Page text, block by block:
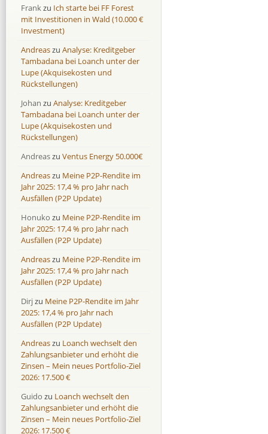
IUVO Group
-32,2 %
Lenndy
-314,6 %
Moncera
8,0 %
Monestro
9,1 %
Neo Finance
Omaraha
16,4 %
IUVO Group
-55,0 %
Lenndy
146,5 %
Moncera
11,1 %
Monestro
>1000%
Neo Finance
Omaraha
18,0 %
Frankzu Ich starte bei FF Forest
mit Investitionen in Wald (10.000 €
Investment)
Andreaszu Analyse: Kreditgeber
Tambadana bei Loanch unter der
Lupe (Akquisekosten und
Rückstellungen)
Johan zu Analyse: Kreditgeber
Tambadana bei Loanch unter der
Lupe (Akquisekosten und
Rückstellungen)
Andreaszu Ventus Energy 50.000€
Andreaszu Meine P2P-Rendite im
Jahr 2025: 17,4 % pro Jahr nach
Ausfällen (P2P Update)
Honuko zu Meine P2P-Rendite im
Jahr 2025: 17,4 % pro Jahr nach
Ausfällen (P2P Update)
Andreaszu Meine P2P-Rendite im
Jahr 2025: 17,4 % pro Jahr nach
Ausfällen (P2P Update)
Dirjzu Meine P2P-Rendite im Jahr
2025: 17,4 % pro Jahr nach
Ausfällen (P2P Update)
Andreaszu Loanch wechselt den
Zahlungsanbieter und erhöht die
Zinsen – Mein neues Portfolio-Ziel
2026: 17.500 €
Guido zu Loanch wechselt den
Zahlungsanbieter und erhöht die
Zinsen – Mein neues Portfolio-Ziel
2026: 17.500 €